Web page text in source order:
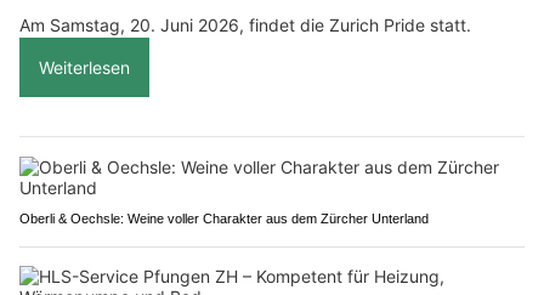
Am Samstag, 20. Juni 2026, findet die Zurich Pride statt.
Weiterlesen
Oberli & Oechsle: Weine voller Charakter aus dem Zürcher Unterland